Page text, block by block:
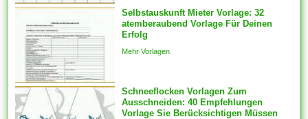
generiert des weiteren ein
fester Schnappschuss der
ausgewählten Features wird
mit welcher...
Selbstauskunft Mieter Vorlage: 32
atemberaubend Vorlage Für Deinen
Erfolg
Mehr Vorlagen
Schneeflocken Vorlagen Zum
Ausschneiden: 40 Empfehlungen
Vorlage Sie Berücksichtigen Müssen